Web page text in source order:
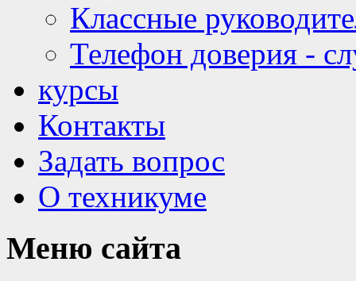
Классные
Телефон доверия -
курсы
Контакты
Задать вопрос
О техникуме
Меню сайта